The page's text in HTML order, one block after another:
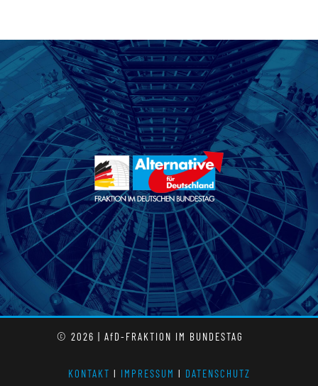
© 2026 | AfD-FRAKTION IM BUNDESTAG
KONTAKT l IMPRESSUM l DATENSCHUTZ